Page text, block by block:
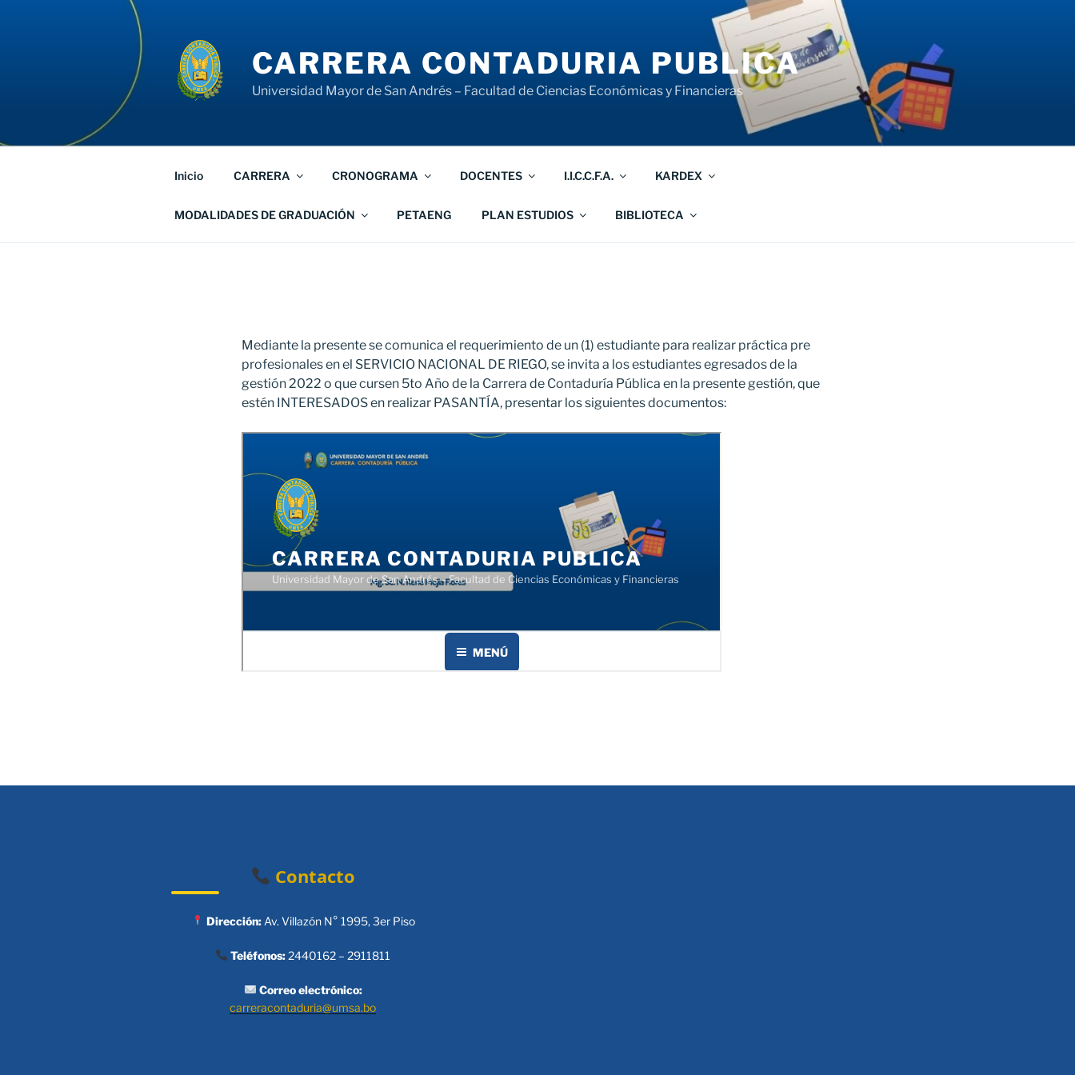
CARRERA CONTADURIA PUBLICA
Universidad Mayor de San Andrés – Facultad de Ciencias Económicas y Financieras
Inicio CARRERA CRONOGRAMA DOCENTES I.I.C.C.F.A. KARDEX
MODALIDADES DE GRADUACIÓN PETAENG PLAN ESTUDIOS BIBLIOTECA
Mediante la presente se comunica el requerimiento de un (1) estudiante para realizar práctica pre
profesionales en el SERVICIO NACIONAL DE RIEGO, se invita a los estudiantes egresados de la
gestión 2022 o que cursen 5to Año de la Carrera de Contaduría Pública en la presente gestión, que
estén INTERESADOS en realizar PASANTÍA, presentar los siguientes documentos:
Contacto
Dirección:Av. Villazón N° 1995, 3er Piso
Teléfonos:2440162 – 2911811
Correo electrónico:
carreracontaduria@umsa.bo